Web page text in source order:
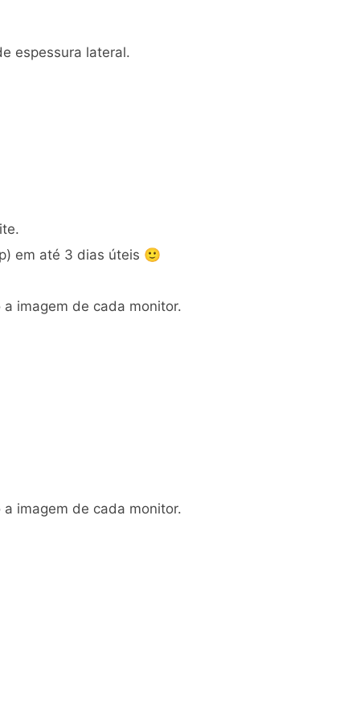
espessura lateral.
em até 3 dias úteis 🙂
imagem de cada monitor.
imagem de cada monitor.